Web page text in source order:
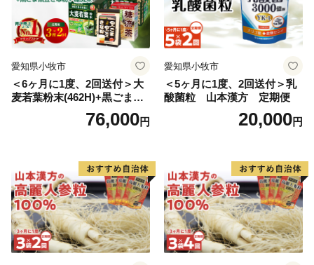
愛知県小牧市
＜6ヶ月に1度、2回送付＞大
麦若葉粉末(462H)+黒ごま黒
豆きな粉+ 糖流茶 山本漢
76,000円
愛知県小牧市
＜5ヶ月に1度、2回送付＞乳
酸菌粒 山本漢方 定期便
20,000円